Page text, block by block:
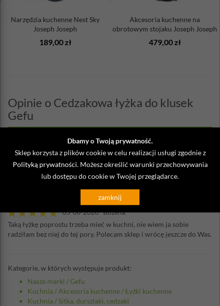
Dbamy o Twoją prywatność.
Sklep korzysta z plików cookie w celu realizacji usługi zgodnie z
Polityką prywatności. Możesz określić warunki przechowywania
lub dostępu do cookie w Twojej przeglądarce.
zamknij
Narzędzia kuchenne Nest Sky
Joseph Joseph
189,00 zł
Akcesoria kuchenne na
obrotowym stojaku Joseph Joseph
Sky
479,00 zł
Opinie o Cedzakowa łyżka do klusek
Gefu
Napisz własną opinię
Obowiązkowa pozycja w kuchni, super do łowienia pierogów.
05-06-2020 Bozena
Taką łyżkę poprostu trzeba mieć w kuchni, nie wiem ja sobie
radziłam bez niej do tej pory. Polecam sklep i wrócę jeszcze do Was.
Kategorie, w których występuje produkt:
Nasze marki /Gefu
Kuchnia /Akcesoria kuchenne /Łyżki kuchenne
Kuchnia /Sitka, durszlaki, cedzaki